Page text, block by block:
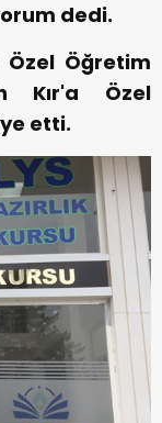
dedi.
Özel Öğretim
Kır'a Özel
etti.